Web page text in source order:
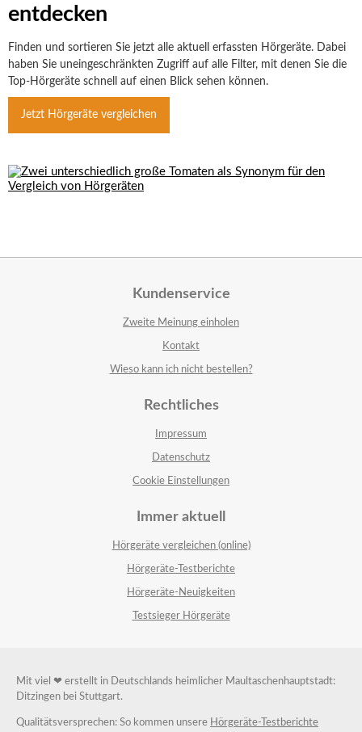
entdecken
Finden und sortieren Sie jetzt alle aktuell erfassten Hörgeräte. Dabei
haben Sie uneingeschränkten Zugriff auf alle Filter, mit denen Sie die
Top-Hörgeräte schnell auf einen Blick sehen können.
Jetzt Hörgeräte vergleichen
Kundenservice
Zweite Meinung einholen
Kontakt
Wieso kann ich nicht bestellen?
Rechtliches
Impressum
Datenschutz
Cookie Einstellungen
Immer aktuell
Hörgeräte vergleichen (online)
Hörgeräte-Testberichte
Hörgeräte-Neuigkeiten
Testsieger Hörgeräte
Mit viel ❤ erstellt in Deutschlands heimlicher Maultaschenhauptstadt:
Ditzingen bei Stuttgart.
Qualitätsversprechen: So kommen unsere Hörgeräte-Testberichte